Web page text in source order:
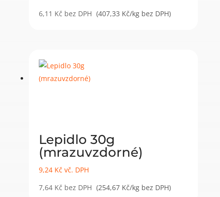
6,11 Kč bez DPH (407,33 Kč/kg bez DPH)
Lepidlo 30g
(mrazuvzdorné)
9,24 Kč vč. DPH
7,64 Kč bez DPH (254,67 Kč/kg bez DPH)